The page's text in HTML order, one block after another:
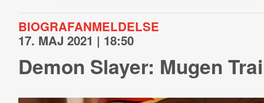
BIOGRAFANMELDELSE
17. MAJ 2021 | 18:50
Demon Slayer: Mugen